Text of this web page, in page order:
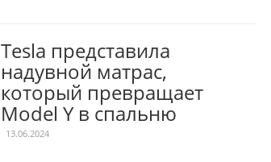
Tesla представила
надувной матрас,
который превращает
Model Y в спальню
13.06.2024